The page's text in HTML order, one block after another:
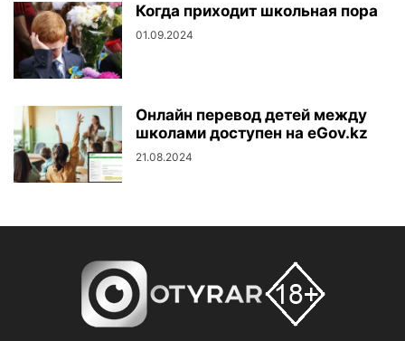
Когда приходит школьная пора
01.09.2024
Онлайн перевод детей между
школами доступен на eGov.kz
21.08.2024